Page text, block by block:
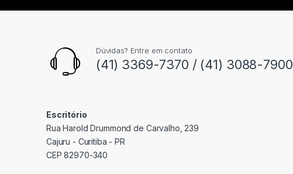
Dúvidas? Entre em contato
(41) 3369-7370 / (41) 3088-7900
Escritório
Rua Harold Drummond de Carvalho, 239
Cajuru - Curitiba - PR
CEP 82970-340